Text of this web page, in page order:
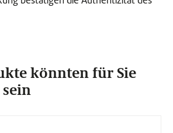
könnten für Sie